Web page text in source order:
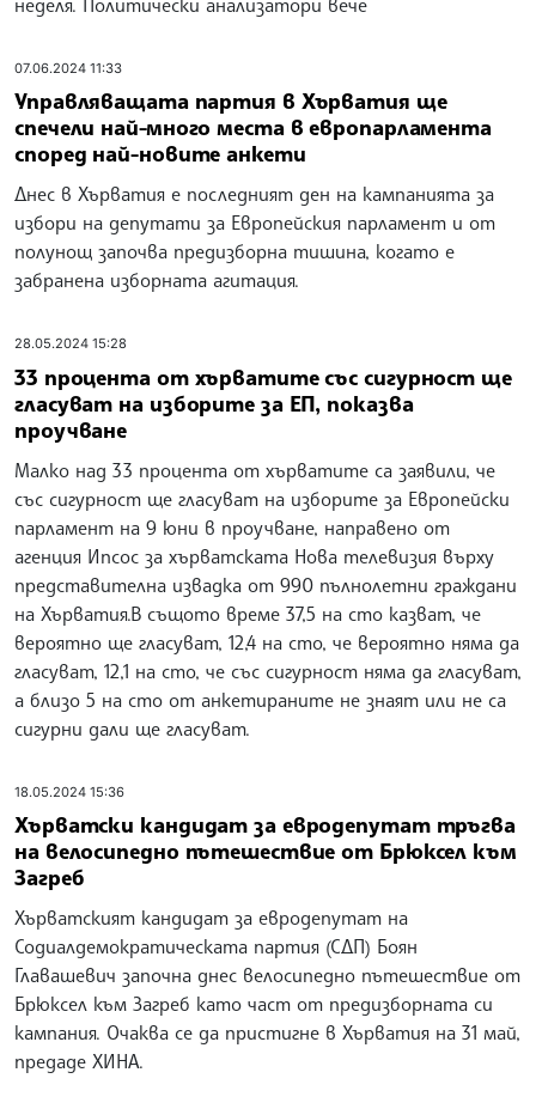
07.06.2024 11:33
Управляващата партия в Хърватия ще
спечели най-много места в европарламента
според най-новите анкети
Днес в Хърватия е последният ден на кампанията за
избори на депутати за Европейския парламент и от
полунощ започва предизборна тишина, когато е
забранена изборната агитация.
28.05.2024 15:28
33 процента от хърватите със сигурност ще
гласуват на изборите за ЕП, показва
проучване
Малко над 33 процента от хърватите са заявили, че
със сигурност ще гласуват на изборите за Европейски
парламент на 9 юни в проучване, направено от
агенция Ипсос за хърватската Нова телевизия върху
представителна извадка от 990 пълнолетни граждани
на Хърватия.В същото време 37,5 на сто казват, че
вероятно ще гласуват, 12,4 на сто, че вероятно няма да
гласуват, 12,1 на сто, че със сигурност няма да гласуват,
а близо 5 на сто от анкетираните не знаят или не са
сигурни дали ще гласуват.
18.05.2024 15:36
Хърватски кандидат за евродепутат тръгва
на велосипедно пътешествие от Брюксел към
Загреб
Хърватският кандидат за евродепутат на
Содиалдемократическата партия (СДП) Боян
Главашевич започна днес велосипедно пътешествие от
Брюксел към Загреб като част от предизборната си
кампания. Очаква се да пристигне в Хърватия на 31 май,
предаде ХИНА.